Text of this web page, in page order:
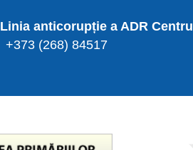
Linia anticorupție a ADR Centru
+373 (268) 84517